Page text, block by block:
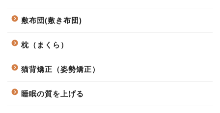
敷布団(敷き布団)
枕（まくら）
猫背矯正（姿勢矯正）
睡眠の質を上げる